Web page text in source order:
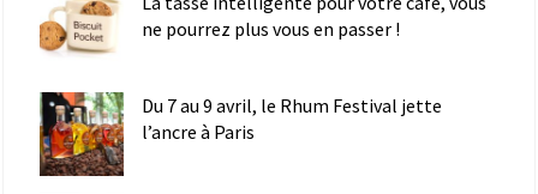
ne pourrez plus vous en passer !
Du 7 au 9 avril, le Rhum Festival jette
l’ancre à Paris